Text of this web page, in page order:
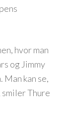
hvor man
og Jimmy
kan se,
smiler Thure